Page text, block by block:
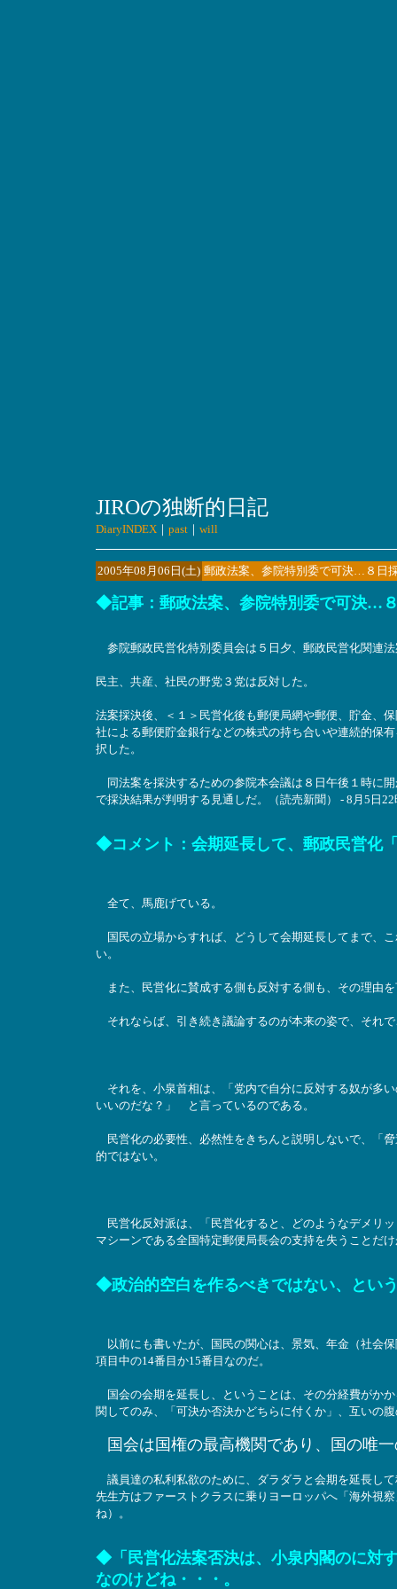
JIROの独断的日記
DiaryINDEX｜ past｜ will
2005年08月06日(土) 郵政法案、参院特別委で可決…８日
◆記事：郵政法案、参院特別委で可決…
参院郵政民営化特別委員会は５日夕、郵政民営化関連
民主、共産、社民の野党３党は反対した。
法案採決後、＜１＞民営化後も郵便局網や郵便、貯金、
社による郵便貯金銀行などの株式の持ち合いや連続的
択した。
同法案を採決するための参院本会議は８日午後１時に
で採決結果が判明する見通しだ。（読売新聞） - 8月5日
◆コメント：会期延長して、郵政民営化
全て、馬鹿げている。
国民の立場からすれば、どうして会期延長してまで、
い。
また、民営化に賛成する側も反対する側も、その理由
それならば、引き続き議論するのが本来の姿で、それ
それを、小泉首相は、「党内で自分に反対する奴が多
いいのだな？」 と言っているのである。
民営化の必要性、必然性をきちんと説明しないで、「
的ではない。
民営化反対派は、「民営化すると、どのようなデメリ
マシーンである全国特定郵便局長会の支持を失うことだ
◆政治的空白を作るべきではない、とい
以前にも書いたが、国民の関心は、景気、年金（社会
項目中の14番目か15番目なのだ。
国会の会期を延長し、ということは、その分経費がか
関してのみ、「可決か否決かどちらに付くか」、互いの
国会は国権の最高機関であり、国の唯
議員達の私利私欲のために、ダラダラと会期を延長し
先生方はファーストクラスに乗りヨーロッパへ「海外視
ね）。
◆「民営化法案否決は、小泉内閣のに対
なのけどね・・・。